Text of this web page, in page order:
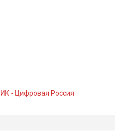
- Цифровая Россия